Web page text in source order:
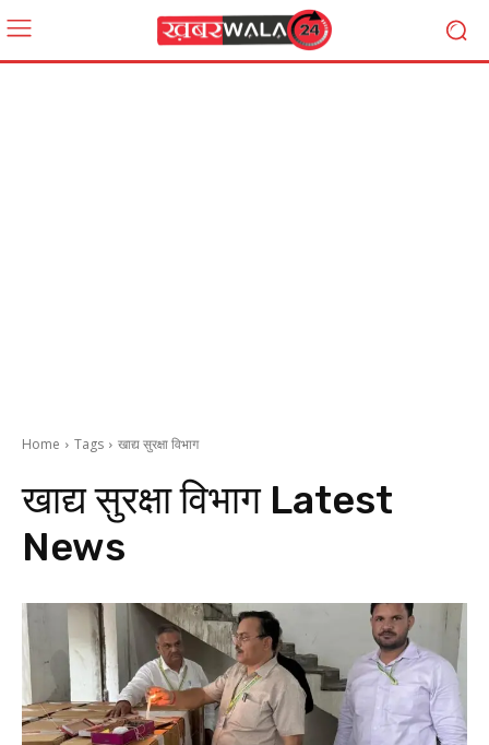
Home Tags खाद्य सुरक्षा विभाग
खाद्य सुरक्षा विभागLatest
News